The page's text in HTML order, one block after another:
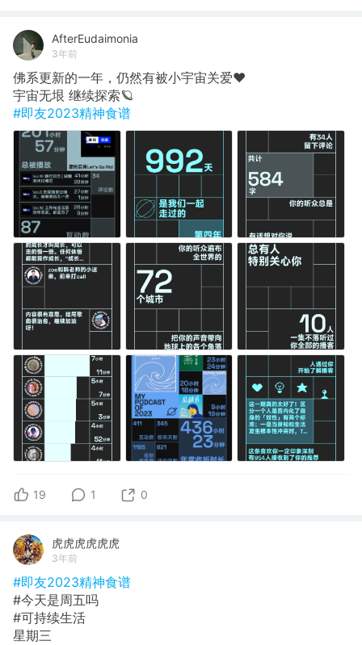
AfterEudaimonia
3年前
佛系更新的一年，仍然有被小宇宙关爱❤️
宇宙无垠 继续探索🪐
#即友2023精神食谱
19 1 0
虎虎虎虎虎虎
3年前
#即友2023精神食谱
#今天是周五吗
#可持续生活
星期三